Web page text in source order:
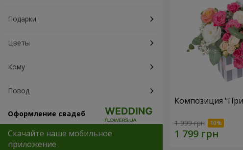
Подарки
Цветы
Кому
Повод
Оформление свадеб
Скачайте наше мобильное
приложение
Композиция
1 999 грн